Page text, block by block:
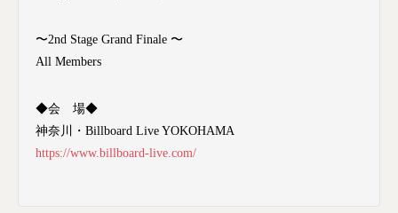
〜2nd Stage Grand Finale 〜
All Members
◆会 場◆
神奈川・Billboard Live YOKOHAMA
https://www.billboard-live.com/